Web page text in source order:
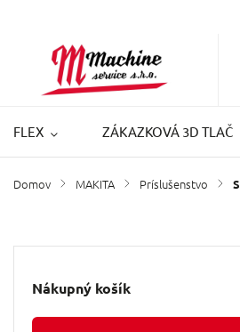
FLEX ZÁKAZKOVÁ 3D TLAČ
Domov / MAKITA / Príslušenstvo /
Nákupný košík